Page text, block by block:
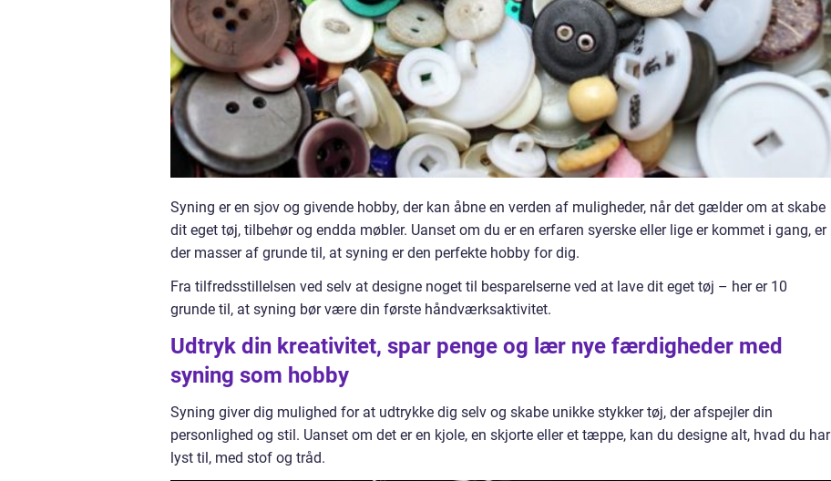
Syning er en sjov og givende hobby, der kan åbne en verden af muligheder, når det gælder om at skabe
dit eget tøj, tilbehør og endda møbler. Uanset om du er en erfaren syerske eller lige er kommet i gang, er
der masser af grunde til, at syning er den perfekte hobby for dig.
Fra tilfredsstillelsen ved selv at designe noget til besparelserne ved at lave dit eget tøj – her er 10
grunde til, at syning bør være din første håndværksaktivitet.
Udtryk din kreativitet, spar penge og lær nye færdigheder med
syning som hobby
Syning giver dig mulighed for at udtrykke dig selv og skabe unikke stykker tøj, der afspejler din
personlighed og stil. Uanset om det er en kjole, en skjorte eller et tæppe, kan du designe alt, hvad du har
lyst til, med stof og tråd.